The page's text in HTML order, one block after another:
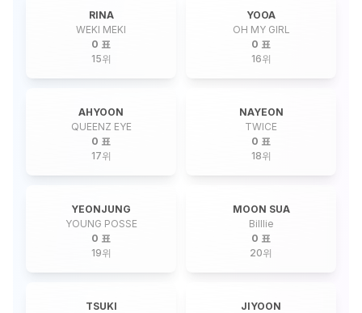
RINA
WEKI MEKI
0 표
15위
YOOA
OH MY GIRL
0 표
16위
AHYOON
QUEENZ EYE
0 표
17위
NAYEON
TWICE
0 표
18위
YEONJUNG
YOUNG POSSE
0 표
19위
MOON SUA
Billlie
0 표
20위
TSUKI
JIYOON